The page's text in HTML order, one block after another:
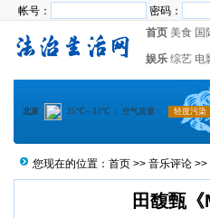
帐号： 密码：
首页 美食 国
娱乐 综艺 电
您现在的位置： 首页 >> 音乐评论 >>
田馥甄